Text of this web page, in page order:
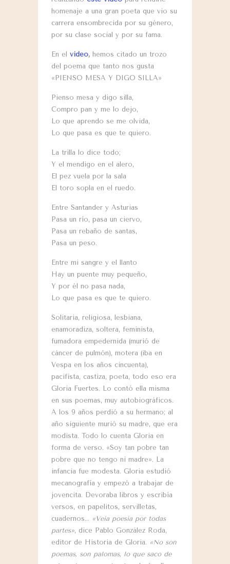
homenaje a una gran poeta que vio su
carrera ensombrecida por su género,
por su clase social y por su fama.
En el video, hemos citado un trozo
del poema que tanto nos gusta
«PIENSO MESA Y DIGO SILLA»
Pienso mesa y digo silla,
Compro pan y me lo dejo,
Lo que aprendo se me olvida,
Lo que pasa es que te quiero.
La trilla lo dice todo;
Y el mendigo en el alero,
El pez vuela por la sala
El toro sopla en el ruedo.
Entre Santander y Asturias
Pasa un río, pasa un ciervo,
Pasa un rebaño de santas,
Pasa un peso.
Entre mi sangre y el llanto
Hay un puente muy pequeño,
Y por él no pasa nada,
Lo que pasa es que te quiero.
Solitaria, religiosa, lesbiana,
enamoradiza, soltera, feminista,
fumadora empedernida (murió de
cáncer de pulmón), motera (iba en
Vespa en los años cincuenta),
pacifista, castiza, poeta, todo eso era
Gloria Fuertes. Lo contó ella misma
en sus poemas, muy autobiográficos.
A los 9 años perdió a su hermano; al
año siguiente murió su madre, que era
modista. Todo lo cuenta Gloria en
forma de verso. «Soy tan pobre tan
pobre que no tengo ni madre». La
infancia fue modesta. Gloria estudió
mecanografía y empezó a trabajar de
jovencita. Devoraba libros y escribía
versos, en papelitos, servilletas,
cuadernos… «Veía poesía por todas
partes», dice Pablo González Roda,
editor de Historia de Gloria. «No son
poemas, son palomas, lo que saco de